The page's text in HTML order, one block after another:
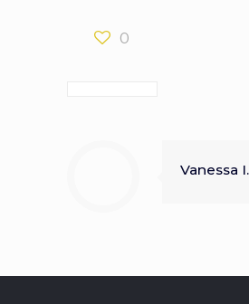
0
Vanessa